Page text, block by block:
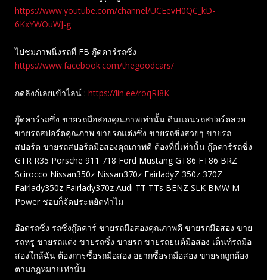
https://www.youtube.com/channel/UCEevH0QC_kD-
6KxYWOuWJ-g
ไปชมภาพนิ่งรถที่ FB กู๊ดคาร์รถซิ่ง
https://www.facebook.com/thegoodcars/
กดลิงก์เลยเข้าไลน์ : https://lin.ee/roqRI8K
กู๊ดคาร์รถซิ่ง ขายรถมือสองคุณภาพเท่านั้น ดินแดนรถสปอร์ตสวย
ขายรถสปอร์ตคุณภาพ ขายรถแต่งซิ่ง ขายรถซิ่งสวยๆ ขายรถ
สปอร์ต ขายรถสปอร์ตมือสองคุณภาพดี ต้องที่นี่เท่านั้น กู๊ดคาร์รถซิ่ง
GTR R35 Porsche 911 718 Ford Mustang GT86 FT86 BRZ
Scirocco Nissan350z Nissan370z FairladyZ 350z 370Z
Fairlady350z Fairlady370z Audi TT TTs BENZ SLK BMW M
Power ชอบก็จัดประหยัดทำไม
อ๊อดรถซิ่ง รถซิ่งกู๊ดคาร์ ขายรถมือสองคุณภาพดี ขายรถมือสอง ขาย
รถหรู ขายรถแต่ง ขายรถซิ่ง ขายรถ ขายรถยนต์มือสอง เต็นท์รถมือ
สองใกล้ฉัน ต้องการซื้อรถมือสอง อยากซื้อรถมือสอง ขายรถถูกต้อง
ตามกฎหมายเท่านั้น